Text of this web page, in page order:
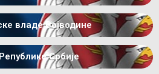
владе Војводине
Србије